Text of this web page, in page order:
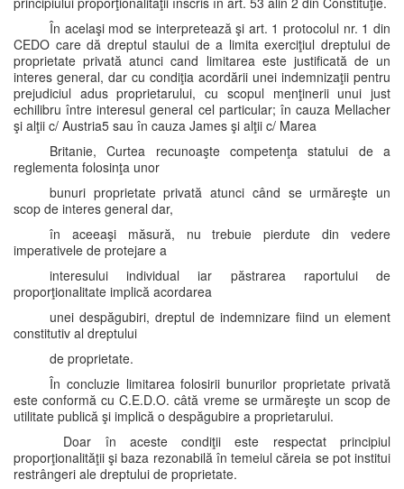
În acelaşi mod se interpretează şi art. 1 protocolul nr. 1 din
CEDO care dă dreptul staului de a limita exerciţiul dreptului de
proprietate privată atunci cand limitarea este justificată de un
interes general, dar cu condiţia acordării unei indemnizaţii pentru
prejudiciul adus proprietarului, cu scopul menţinerii unui just
echilibru între interesul general cel particular; în cauza Mellacher
şi alţii c/ Austria5 sau în cauza James şi alţii c/ Marea
Britanie, Curtea recunoaşte competenţa statului de a
reglementa folosinţa unor
bunuri proprietate privată atunci când se urmăreşte un
scop de interes general dar,
în aceeaşi măsură, nu trebuie pierdute din vedere
imperativele de protejare a
interesului individual iar păstrarea raportului de
proporţionalitate implică acordarea
unei despăgubiri, dreptul de indemnizare fiind un element
constitutiv al dreptului
de proprietate.
În concluzie limitarea folosirii bunurilor proprietate privată
este conformă cu C.E.D.O. câtă vreme se urmăreşte un scop de
utilitate publică şi implică o despăgubire a proprietarului.
Doar în aceste condiţii este respectat principiul
proporţionalităţii şi baza rezonabilă în temeiul căreia se pot institui
restrângeri ale dreptului de proprietate.